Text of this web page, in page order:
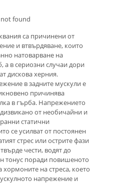
found
са причинени от
и втвърдяване, които
натоварване на
а в сериозни случаи дори
дискова херния.
в задните мускули е
причинява
в гърба. Напрежението
от необичайни и
статични
се усилват от постоянен
стрес или острите фази
чести, водят до
тонус поради повишеното
на стреса, което
напрежение и